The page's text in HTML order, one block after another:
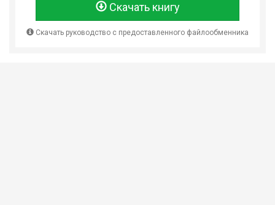
Скачать книгу
Скачать руководство с предоставленного файлообменника